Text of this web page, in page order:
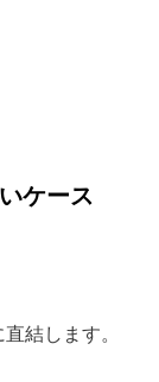
ケース
結します。